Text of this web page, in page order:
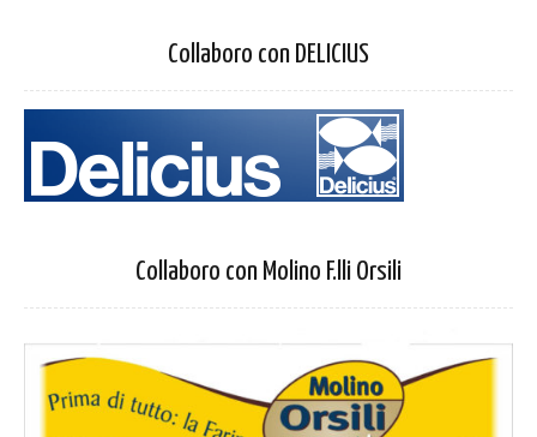
Collaboro con DELICIUS
Collaboro con Molino F.lli Orsili